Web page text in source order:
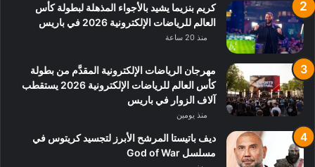
كريم بنزيما يشيد بالأجواء المذهلة لبطولة كأس
العالم للرياضات الإلكترونية 2026 في باريس
منذ 20 ساعة
مهرجان الرياضات الإلكترونية المقدَّم من بطولة
كأس العالم للرياضات الإلكترونية 2026 يستقطب
آلاف الزوار في باريس
منذ يومين
ديف باتيستا المرشح الأبرز لتجسيد كريتوس في
مسلسل God of War